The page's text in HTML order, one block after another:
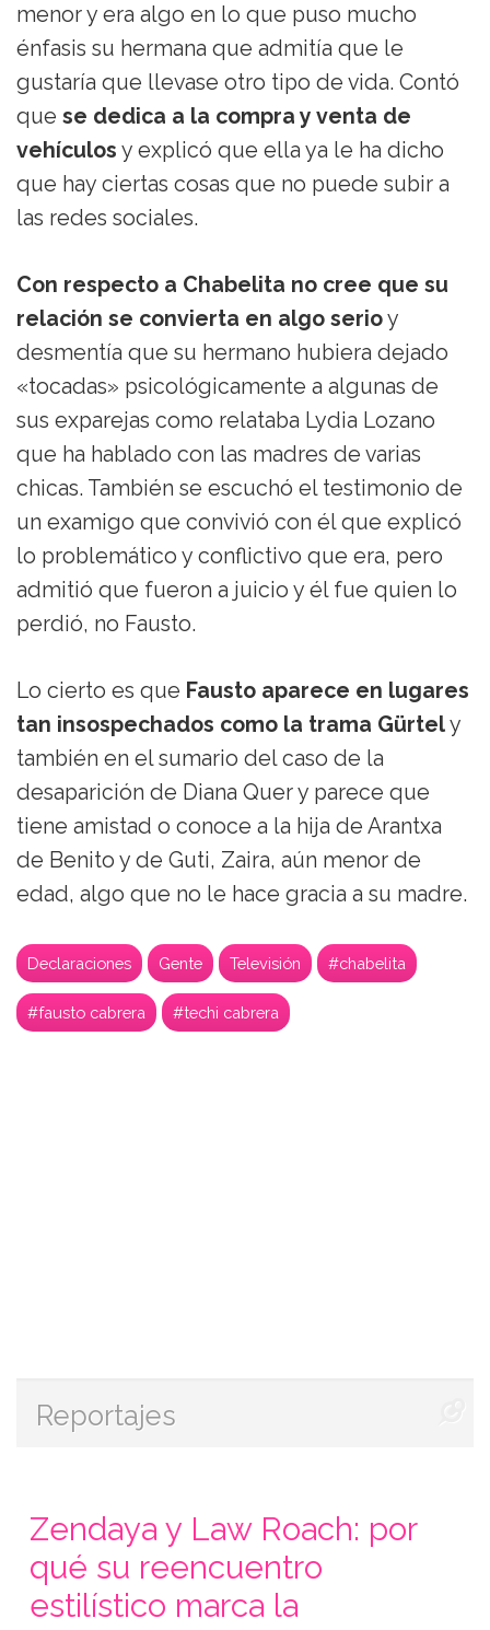
menor y era algo en lo que puso mucho
énfasis su hermana que admitía que le
gustaría que llevase otro tipo de vida. Contó
que se dedica a la compra y venta de
vehículos y explicó que ella ya le ha dicho
que hay ciertas cosas que no puede subir a
las redes sociales.
Con respecto a Chabelita no cree que su
relación se convierta en algo serioy
desmentía que su hermano hubiera dejado
«tocadas» psicológicamente a algunas de
sus exparejas como relataba Lydia Lozano
que ha hablado con las madres de varias
chicas. También se escuchó el testimonio de
un examigo que convivió con él que explicó
lo problemático y conflictivo que era, pero
admitió que fueron a juicio y él fue quien lo
perdió, no Fausto.
Lo cierto es que Fausto aparece en lugares
tan insospechados como la trama Gürtely
también en el sumario del caso de la
desaparición de Diana Quer y parece que
tiene amistad o conoce a la hija de Arantxa
de Benito y de Guti, Zaira, aún menor de
edad, algo que no le hace gracia a su madre.
Declaraciones Gente Televisión #chabelita
#fausto cabrera #techi cabrera
Reportajes
Zendaya y Law Roach: por
qué su reencuentro
estilístico marca la